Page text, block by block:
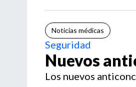
Noticias médicas
Seguridad
Nuevos
Los nuevos